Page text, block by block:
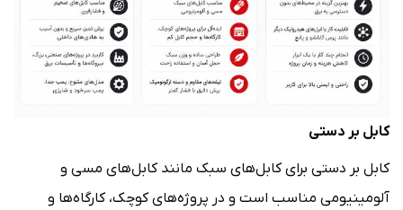
کابل بر دستی
کابل بر دستی برای کابل‌های سبک مانند کابل‌های مسی و
آلومینیومی مناسب است و در پروژه‌های کوچک، کارگاه‌ها و